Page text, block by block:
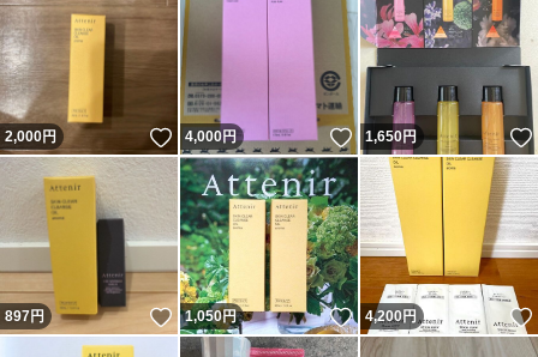
2,000円 いいね！
4,000円 いいね！
1,650円
897円 いいね！
1,050円 いいね！
4,200円